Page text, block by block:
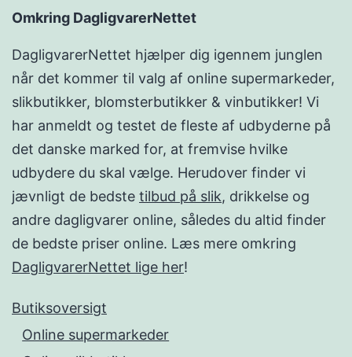
Omkring DagligvarerNettet
DagligvarerNettet hjælper dig igennem junglen
når det kommer til valg af online supermarkeder,
slikbutikker, blomsterbutikker & vinbutikker! Vi
har anmeldt og testet de fleste af udbyderne på
det danske marked for, at fremvise hvilke
udbydere du skal vælge. Herudover finder vi
jævnligt de bedste tilbud på slik, drikkelse og
andre dagligvarer online, således du altid finder
de bedste priser online. Læs mere omkring
DagligvarerNettet lige her!
Butiksoversigt
Online supermarkeder